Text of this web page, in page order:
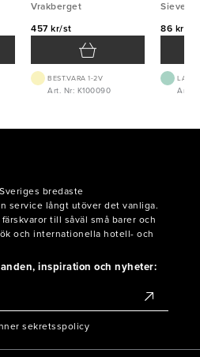
Vrakberget
457 kr/st
BEST.VARA 1-2V
Art. Nr: K100090
Sievert
86 kr/st
Art.
bredaste
service långt utöver det vanliga.
till såväl små barer och
och internationella hotell- och
inspiration och nyheter:
sekretsspolicy